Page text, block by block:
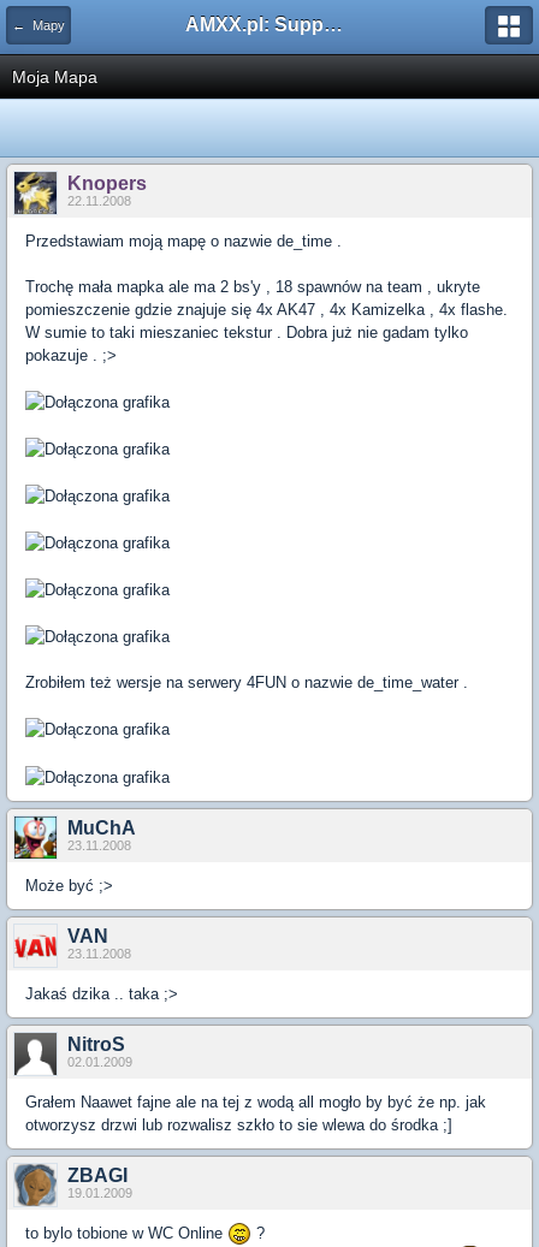
← Mapy AMXX.pl: Support AMX Mod X i SourceMod
Moja Mapa
Knopers
22.11.2008
Przedstawiam moją mapę o nazwie de_time .
Trochę mała mapka ale ma 2 bs'y , 18 spawnów na team , ukryte
pomieszczenie gdzie znajuje się 4x AK47 , 4x Kamizelka , 4x flashe.
W sumie to taki mieszaniec tekstur . Dobra już nie gadam tylko
pokazuje . ;>
Zrobiłem też wersje na serwery 4FUN o nazwie de_time_water .
MuChA
23.11.2008
Może być ;>
VAN
23.11.2008
Jakaś dzika .. taka ;>
NitroS
02.01.2009
Grałem Naawet fajne ale na tej z wodą all mogło by być że np. jak
otworzysz drzwi lub rozwalisz szkło to sie wlewa do środka ;]
ZBAGI
19.01.2009
to bylo tobione w WC Online
?